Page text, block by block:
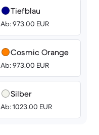
Tiefblau
Ab: 973.00 EUR
Cosmic Orange
Ab: 973.00 EUR
Silber
Ab: 1023.00 EUR